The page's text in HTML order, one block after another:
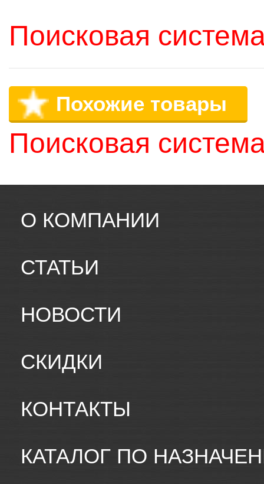
Поисковая
Похожие товары
Поисковая
О КОМПАНИИ
СТАТЬИ
НОВОСТИ
СКИДКИ
КОНТАКТЫ
КАТАЛОГ ПО